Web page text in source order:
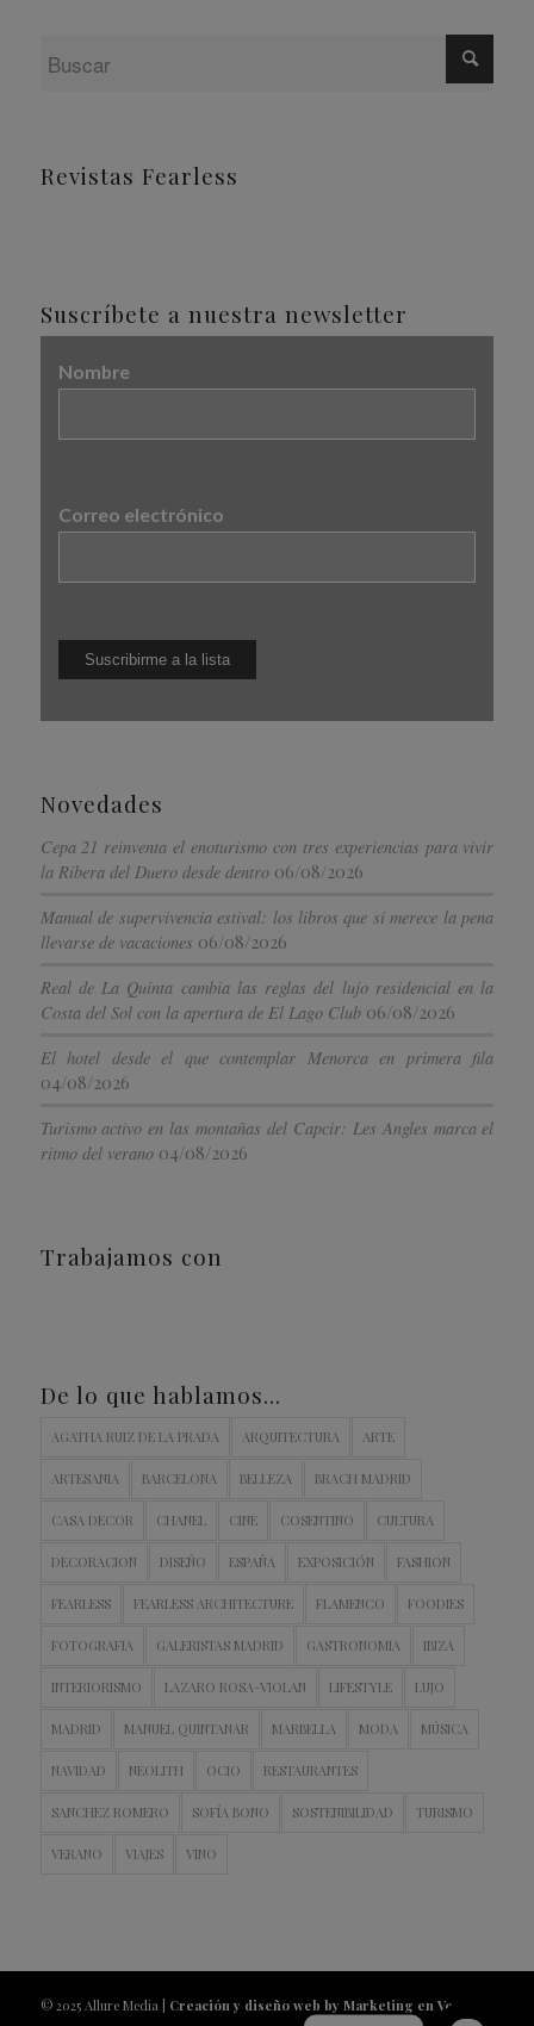
Revistas Fearless
Suscríbete a nuestra newsletter
Nombre
Correo electrónico
Novedades
Cepa 21 reinventa el enoturismo con tres experiencias para vivir
la Ribera del Duero desde dentro 06/08/2026
Manual de supervivencia estival: los libros que sí merece la pena
llevarse de vacaciones 06/08/2026
Real de La Quinta cambia las reglas del lujo residencial en la
Costa del Sol con la apertura de El Lago Club 06/08/2026
El hotel desde el que contemplar Menorca en primera fila
04/08/2026
Turismo activo en las montañas del Capcir: Les Angles marca el
ritmo del verano 04/08/2026
Trabajamos con
De lo que hablamos…
AGATHA RUIZ DE LA PRADA ARQUITECTURA ARTE
ARTESANIA BARCELONA BELLEZA BRACH MADRID
CASA DECOR CHANEL CINE COSENTINO CULTURA
DECORACION DISEÑO ESPAÑA EXPOSICIÓN FASHION
FEARLESS FEARLESS ARCHITECTURE FLAMENCO FOODIES
FOTOGRAFIA GALERISTAS MADRID GASTRONOMIA IBIZA
INTERIORISMO LAZARO ROSA-VIOLAN LIFESTYLE LUJO
MADRID MANUEL QUINTANAR MARBELLA MODA MÚSICA
NAVIDAD NEOLITH OCIO RESTAURANTES
SANCHEZ ROMERO SOFÍA BONO SOSTENIBILIDAD TURISMO
VERANO VIAJES VINO
© 2025 Allure Media | Creación y diseño web by Marketing en Vena